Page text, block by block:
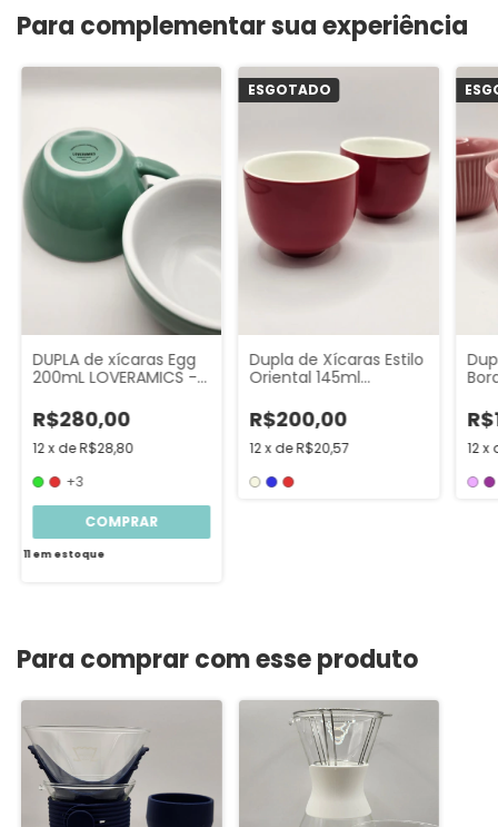
Para complementar sua experiência
DUPLA de xícaras Egg
200mL LOVERAMICS -
R$280,00
12x deR$28,80
+3
COMPRAR
11em estoque
ESGOTADO
Dupla de Xícaras Estilo
Oriental 145ml
R$200,00
12 x deR$20,57 12x
Para comprar com esse produto